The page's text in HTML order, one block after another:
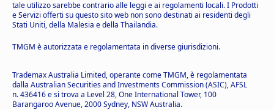
tale utilizzo sarebbe contrario alle leggi e ai regolamenti locali. I Prodotti
e Servizi offerti su questo sito web non sono destinati ai residenti degli
Stati Uniti, della Malesia e della Thailandia.
TMGM è autorizzata e regolamentata in diverse giurisdizioni.
Trademax Australia Limited, operante come TMGM, è regolamentata
dalla Australian Securities and Investments Commission (ASIC), AFSL
n. 436416 e si trova a Level 28, One International Tower, 100
Barangaroo Avenue, 2000 Sydney, NSW Australia.